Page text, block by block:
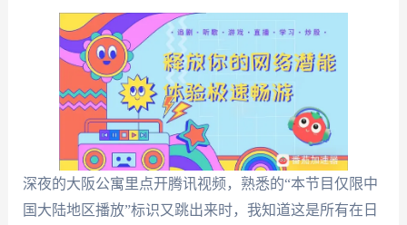
深夜的大阪公寓里点开腾讯视频，熟悉的“本节目仅限中
国大陆地区播放”标识又跳出来时，我知道这是所有在日